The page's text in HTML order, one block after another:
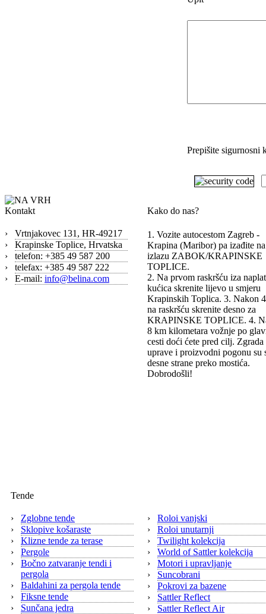
Prepišite sigurnosni
Kontakt
›
Vrtnjakovec 131, HR-49217
›
Krapinske Toplice, Hrvatska
›
telefon: +385 49 587 200
›
telefax: +385 49 587 222
›
E-mail: info@belina.com
Kako do nas?
1. Vozite autocestom Zagreb -
Krapina (Maribor) pa izađite na
izlazu ZABOK/KRAPINSKE
TOPLICE.
2. Na prvom raskršću iza
kućica skrenite lijevo u smjeru
Krapinskih Toplica. 3. Nakon
na raskršću skrenite desno za
KRAPINSKE TOPLICE. 4.
8 km kilometara vožnje po
cesti doći ćete pred cilj. Zgrada
uprave i proizvodni pogonu su
desne strane preko mostića.
Dobrodošli!
Tende
›
Zglobne tende
›
Sklopive košaraste
›
Klizne tende za terase
›
Pergole
›
Bočno zatvaranje tendi i
pergola
›
Baldahini za pergola tende
›
Fiksne tende
›
Sunčana jedra
›
Roloi vanjski
›
Roloi unutarnji
›
Twilight kolekcija
›
World of Sattler kolekcija
›
Motori i upravljanje
›
Suncobrani
›
Pokrovi za bazene
›
Sattler Reflect
›
Sattler Reflect Air